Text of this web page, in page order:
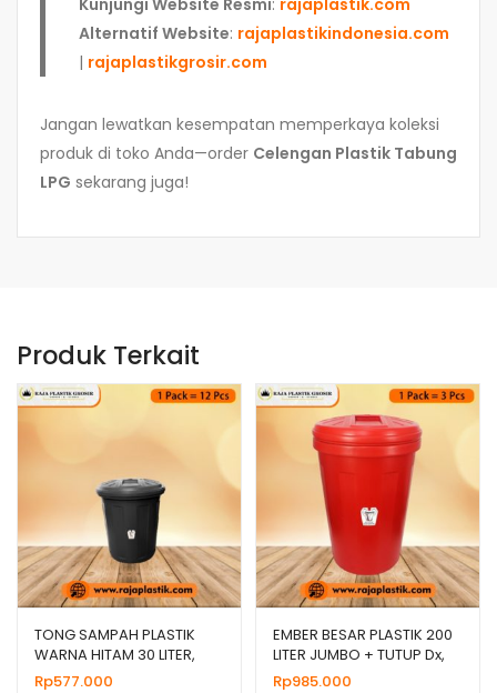
Alternatif Website: rajaplastikindonesia.com
| rajaplastikgrosir.com
Jangan lewatkan kesempatan memperkaya koleksi
produk di toko Anda—order Celengan Plastik Tabung
LPG sekarang juga!
Produk Terkait
TONG SAMPAH PLASTIK
WARNA HITAM 30 LITER,
JUAL HARGA GROSIR
Rp577.000
EMBER BESAR PLASTIK 200
LITER JUMBO + TUTUP Dx,
HARGA GROSIR
Rp985.000